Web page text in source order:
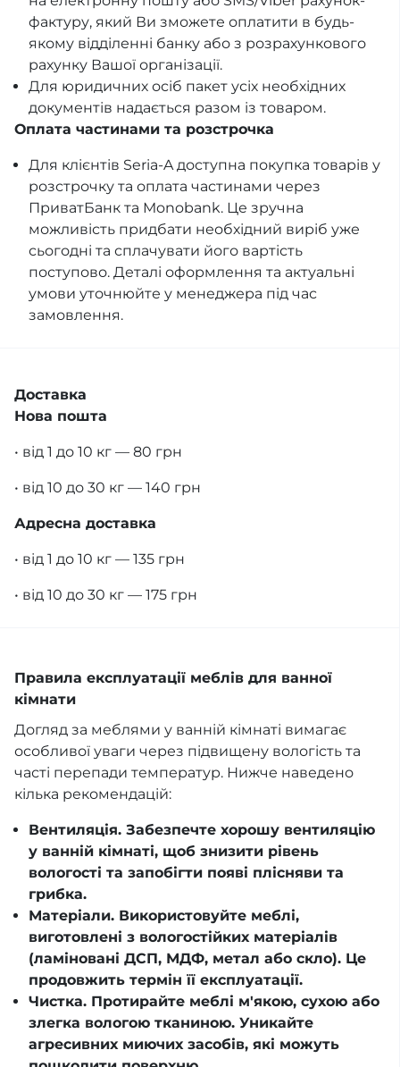
фактуру, який Ви зможете оплатити в будь-
якому відділенні банку або з розрахункового
рахунку Вашої організації.
Для юридичних осіб пакет усіх необхідних
документів надається разом із товаром.
Оплата частинами та розстрочка
Для клієнтів Seria-A доступна покупка товарів у
розстрочку та оплата частинами через
ПриватБанк та Monobank. Це зручна
можливість придбати необхідний виріб уже
сьогодні та сплачувати його вартість
поступово. Деталі оформлення та актуальні
умови уточнюйте у менеджера під час
замовлення.
Доставка
Нова пошта
• від 1 до 10 кг — 80 грн
• від 10 до 30 кг — 140 грн
Адресна доставка
• від 1 до 10 кг — 135 грн
• від 10 до 30 кг — 175 грн
Правила експлуатації меблів для ванної
кімнати
Догляд за меблями у ванній кімнаті вимагає
особливої уваги через підвищену вологість та
часті перепади температур. Нижче наведено
кілька рекомендацій:
Вентиляція. Забезпечте хорошу вентиляцію
у ванній кімнаті, щоб знизити рівень
вологості та запобігти появі плісняви та
грибка.
Матеріали. Використовуйте меблі,
виготовлені з вологостійких матеріалів
(ламіновані ДСП, МДФ, метал або скло). Це
продовжить термін її експлуатації.
Чистка. Протирайте меблі м'якою, сухою або
злегка вологою тканиною. Уникайте
агресивних миючих засобів, які можуть